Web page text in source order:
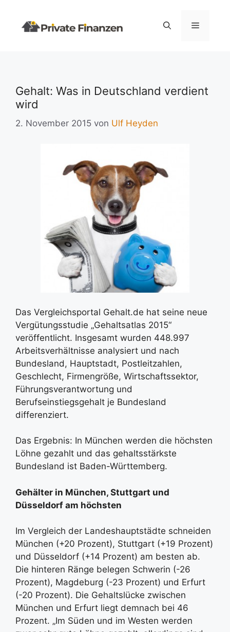
springen
Menü
Gehalt: Was in Deutschland verdient
wird
2. November 2015 von Ulf Heyden
Das Vergleichsportal Gehalt.de hat seine neue
Vergütungsstudie „Gehaltsatlas 2015“
veröffentlicht. Insgesamt wurden 448.997
Arbeitsverhältnisse analysiert und nach
Bundesland, Hauptstadt, Postleitzahlen,
Geschlecht, Firmengröße, Wirtschaftssektor,
Führungsverantwortung und
Berufseinstiegsgehalt je Bundesland
differenziert.
Das Ergebnis: In München werden die höchsten
Löhne gezahlt und das gehaltsstärkste
Bundesland ist Baden-Württemberg.
Gehälter in München, Stuttgart und
Düsseldorf am höchsten
Im Vergleich der Landeshauptstädte schneiden
München (+20 Prozent), Stuttgart (+19 Prozent)
und Düsseldorf (+14 Prozent) am besten ab.
Die hinteren Ränge belegen Schwerin (-26
Prozent), Magdeburg (-23 Prozent) und Erfurt
(-20 Prozent). Die Gehaltslücke zwischen
München und Erfurt liegt demnach bei 46
Prozent. „Im Süden und im Westen werden